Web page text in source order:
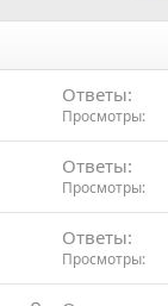
Ответы
Просмотры
Ответы
Просмотры
Ответы
Просмотры